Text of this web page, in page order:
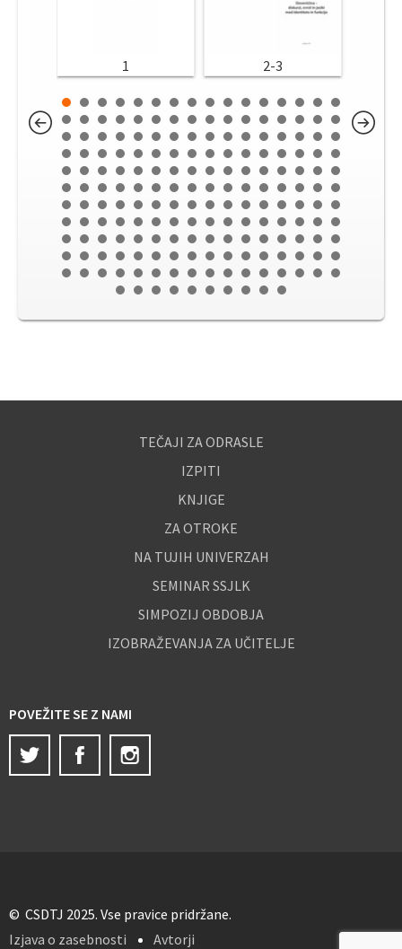
1 2-3
TEČAJI ZA ODRASLE
IZPITI
KNJIGE
ZA OTROKE
NA TUJIH UNIVERZAH
SEMINAR SSJLK
SIMPOZIJ OBDOBJA
IZOBRAŽEVANJA ZA UČITELJE
POVEŽITE SE Z NAMI
Twitter
Facebook
© CSDTJ 2025. Vse pravice pridržane.
Izjava o zasebnosti
Avtorji